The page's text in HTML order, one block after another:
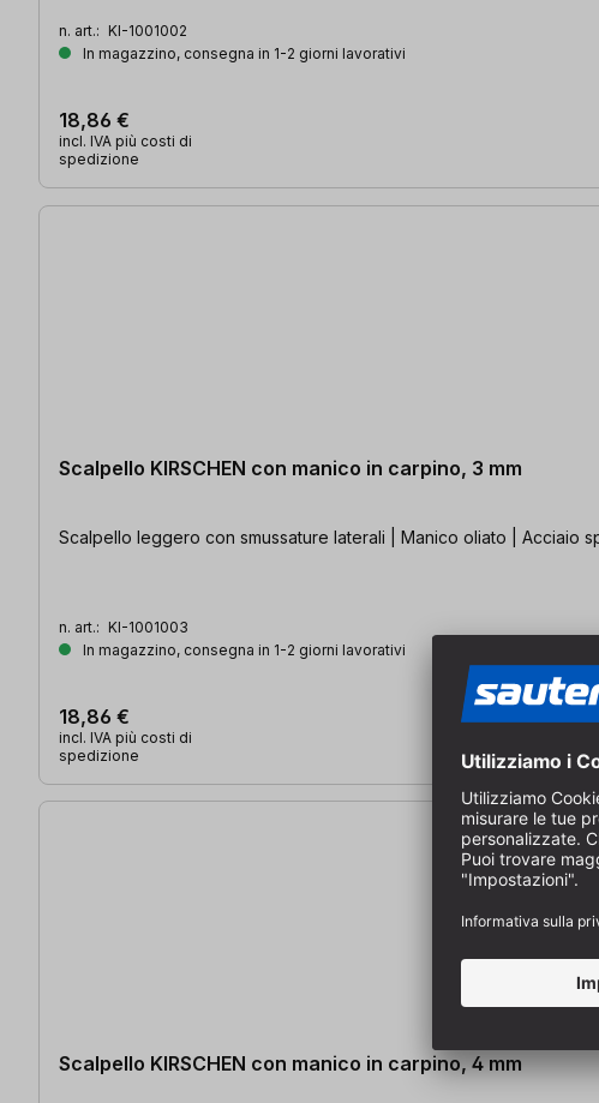
n. art.: KI-1001002
In magazzino, consegna in 1-2 giorni lavorativi
18,86 €
incl. IVA più costi di
spedizione
Scalpello KIRSCHEN con manico in carpino, 3 mm
Scalpello leggero con smussature laterali | Manico oliato | Acciaio
n. art.: KI-1001003
In magazzino, consegna in 1-2 giorni lavorativi
18,86 €
incl. IVA più costi di
spedizione
Scalpello KIRSCHEN con manico in carpino, 4 mm